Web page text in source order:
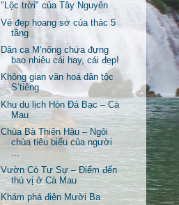
"Lộc trời" của Tây Nguyên
Vẻ đẹp hoang sơ của thác 5
tầng
Dân ca M’nông chứa đựng
bao nhiêu cái hay, cái đẹp!
Không gian văn hoá dân tộc
S’tiêng
Khu du lịch Hòn Đá Bạc – Cà
Mau
Chùa Bà Thiên Hậu – Ngôi
chùa tiêu biểu của người
...
Vườn Cò Tư Sự – Điểm đến
thú vị ở Cà Mau
Khám phá điện Mười Ba